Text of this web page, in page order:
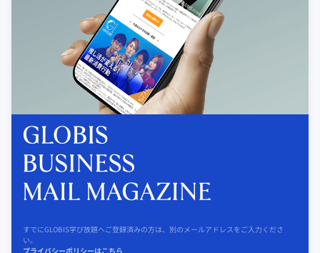
すでにGLOBIS学び放題へご登録済みの方は、別のメールアドレスをご入力くださ
い。
プライバシーポリシーはこちら